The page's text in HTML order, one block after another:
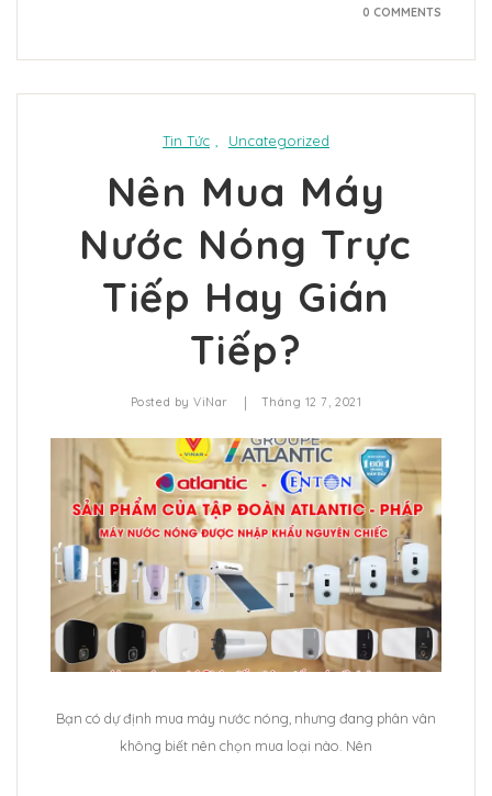
0 COMMENTS
Tin Tức Uncategorized
Nên Mua Máy
Nước Nóng Trực
Tiếp Hay Gián
Tiếp?
Posted byViNar | Tháng 12 7, 2021
Bạn có dự định mua máy nước nóng, nhưng đang phân vân
không biết nên chọn mua loại nào. Nên